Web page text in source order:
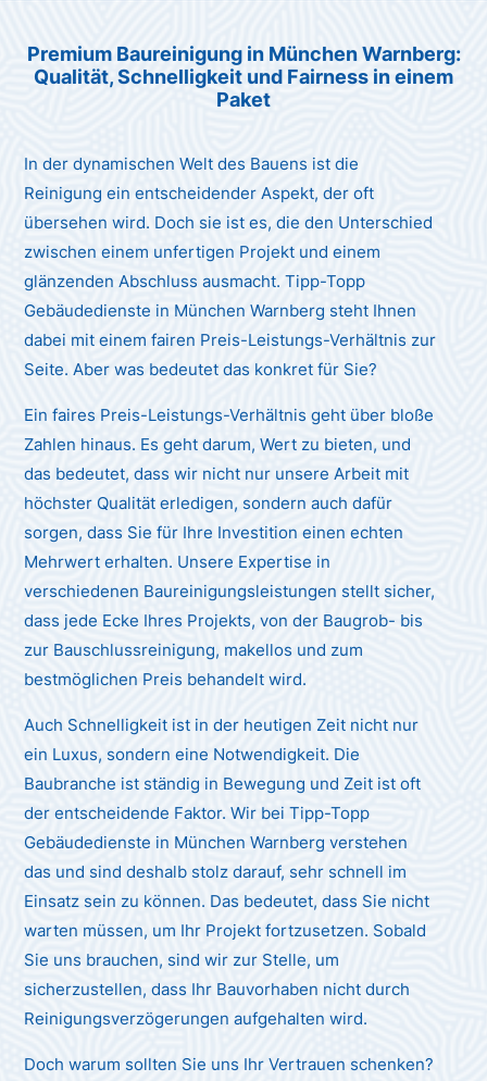
Premium Baureinigung in München Warnberg:
Qualität, Schnelligkeit und Fairness in einem
Paket
In der dynamischen Welt des Bauens ist die
Reinigung ein entscheidender Aspekt, der oft
übersehen wird. Doch sie ist es, die den Unterschied
zwischen einem unfertigen Projekt und einem
glänzenden Abschluss ausmacht. Tipp-Topp
Gebäudedienste in München Warnberg steht Ihnen
dabei mit einem fairen Preis-Leistungs-Verhältnis zur
Seite. Aber was bedeutet das konkret für Sie?
Ein faires Preis-Leistungs-Verhältnis geht über bloße
Zahlen hinaus. Es geht darum, Wert zu bieten, und
das bedeutet, dass wir nicht nur unsere Arbeit mit
höchster Qualität erledigen, sondern auch dafür
sorgen, dass Sie für Ihre Investition einen echten
Mehrwert erhalten. Unsere Expertise in
verschiedenen Baureinigungsleistungen stellt sicher,
dass jede Ecke Ihres Projekts, von der Baugrob- bis
zur Bauschlussreinigung, makellos und zum
bestmöglichen Preis behandelt wird.
Auch Schnelligkeit ist in der heutigen Zeit nicht nur
ein Luxus, sondern eine Notwendigkeit. Die
Baubranche ist ständig in Bewegung und Zeit ist oft
der entscheidende Faktor. Wir bei Tipp-Topp
Gebäudedienste in München Warnberg verstehen
das und sind deshalb stolz darauf, sehr schnell im
Einsatz sein zu können. Das bedeutet, dass Sie nicht
warten müssen, um Ihr Projekt fortzusetzen. Sobald
Sie uns brauchen, sind wir zur Stelle, um
sicherzustellen, dass Ihr Bauvorhaben nicht durch
Reinigungsverzögerungen aufgehalten wird.
Doch warum sollten Sie uns Ihr Vertrauen schenken?